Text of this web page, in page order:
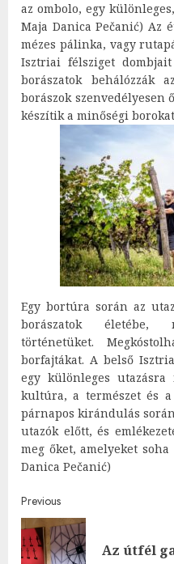
az ombolo, egy
Maja Danica Pečanić) Az
mézes pálinka, vagy
Isztriai félsziget
borászatok behálózzák
borászok szenvedélyesen
készítik a minőségi
Egy bortúra során az
borászatok életébe,
történetüket.
borfajtákat. A belső
egy különleges
kultúra, a természet és a
párnapos kirándulás
utazók előtt, és
meg őket, amelyeket
Danica Pečanić)
Post
navigation
Previous
Az útfél